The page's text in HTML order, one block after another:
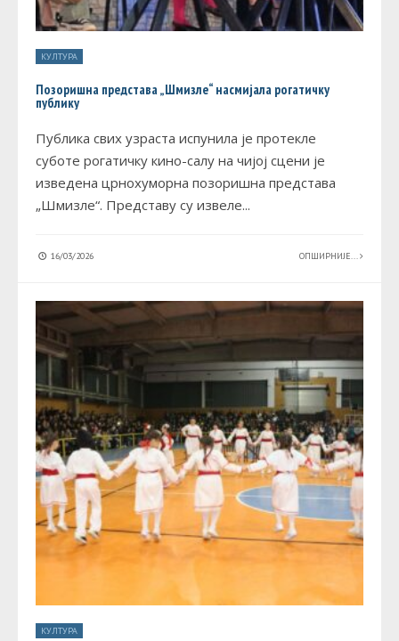
КУЛТУРА
Позоришна представа „Шмизле“ насмијала рогатичку
публику
Публика свих узраста испунила је протекле
суботе рогатичку кино-салу на чијој сцени је
изведена црнохуморна позоришна представа
„Шмизле“. Представу су извеле...
16/03/2026 ОПШИРНИЈЕ...
КУЛТУРА